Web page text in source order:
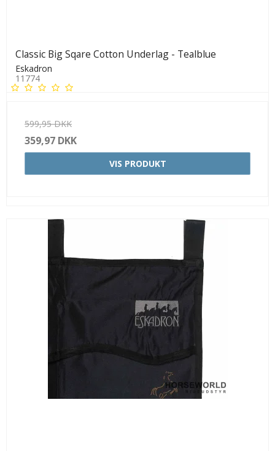
Classic Big Sqare Cotton Underlag - Tealblue
Eskadron
11774
599,95 DKK
359,97 DKK
VIS PRODUKT